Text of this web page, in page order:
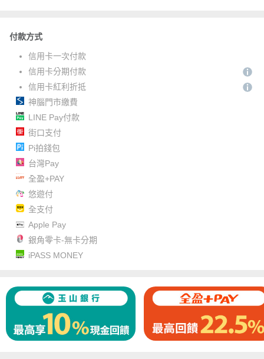
付款方式
信用卡一次付款
信用卡分期付款
信用卡紅利折抵
神腦門市繳費
LINE Pay付款
街口支付
Pi拍錢包
台灣Pay
全盈+PAY
悠遊付
全支付
Apple Pay
銀角零卡-無卡分期
iPASS MONEY